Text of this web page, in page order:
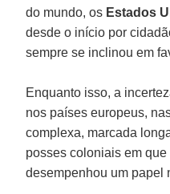
do mundo, os Estados
desde o início por
sempre se inclinou em
Enquanto isso, a
nos países europeus,
complexa, marcada
posses coloniais em
desempenhou um papel